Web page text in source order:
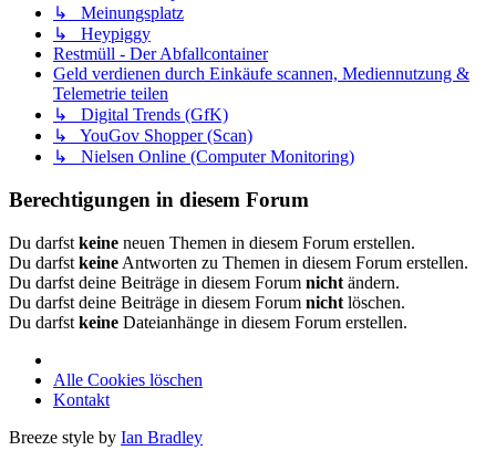
↳ Meinungsplatz
↳ Heypiggy
Restmüll - Der Abfallcontainer
Geld verdienen durch Einkäufe scannen, Mediennutzung &
Telemetrie teilen
↳ Digital Trends (GfK)
↳ YouGov Shopper (Scan)
↳ Nielsen Online (Computer Monitoring)
Berechtigungen in diesem Forum
Du darfst keine neuen Themen in diesem Forum erstellen.
Du darfst keine Antworten zu Themen in diesem Forum erstellen.
Du darfst deine Beiträge in diesem Forum nicht ändern.
Du darfst deine Beiträge in diesem Forum nicht löschen.
Du darfst keine Dateianhänge in diesem Forum erstellen.
Alle Cookies löschen
Kontakt
Breeze style by Ian Bradley